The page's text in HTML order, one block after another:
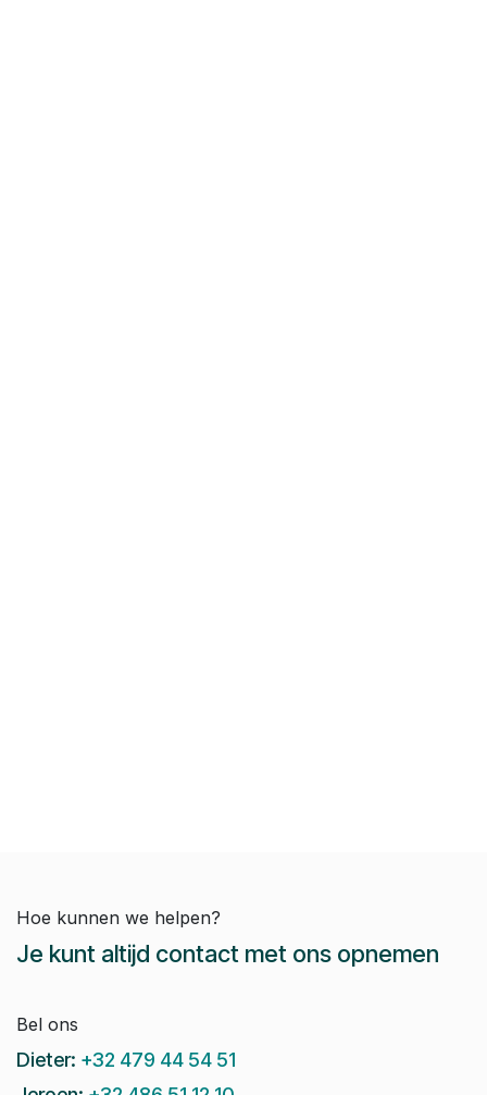
Hoe kunnen we helpen?
Je kunt altijd contact met ons opnemen
Bel ons
Dieter: +32 479 44 54 51
Jeroen: +32 486 51 12 10